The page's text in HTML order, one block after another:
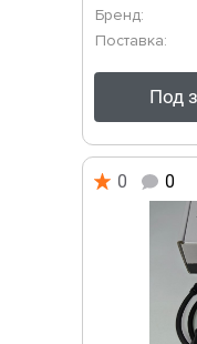
Бренд:
Поставка:
Под
0 0